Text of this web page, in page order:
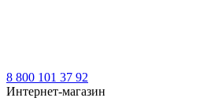
8 800 101 37 92
Интернет-магазин